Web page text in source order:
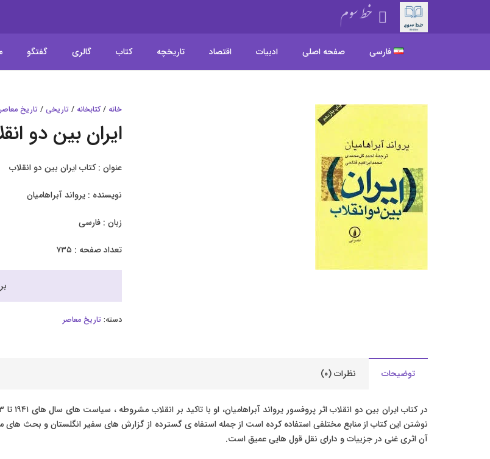
خط سوم
فارسی صفحه اصلی ادبیات اقتصاد تاریخچه کتاب گالری گفتگو
خانه / کتابخانه / تاریخی/ تاریخ معاصر
ایران بین دو
عنوان : کتاب ایران بین دو انقلاب
نویسنده : یرواند آبراهامیان
زبان : فارسی
تعداد صفحه : ۷۳۵
دسته: تاریخ معاصر
توضیحات نظرات (۰)
نوشتن این کتاب از منابع مختلفی استفاده کرده است از جمله استفاه ی گسترده از گزارش های سفیر انگلستان و بحث
آن اثری غنی در جزییات و دارای نقل قول هایی عمیق است.